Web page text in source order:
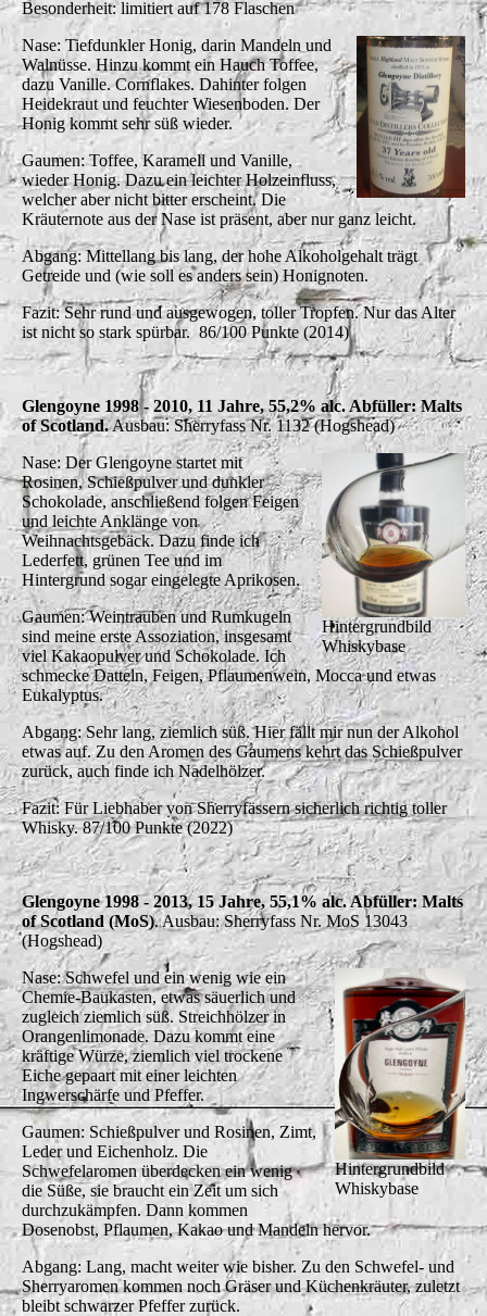
Besonderheit: limitiert auf 178 Flaschen
Nase: Tiefdunkler Honig, darin Mandeln und
Walnüsse. Hinzu kommt ein Hauch Toffee,
dazu Vanille. Cornflakes. Dahinter folgen
Heidekraut und feuchter Wiesenboden. Der
Honig kommt sehr süß wieder.
Gaumen: Toffee, Karamell und Vanille,
wieder Honig. Dazu ein leichter Holzeinfluss,
welcher aber nicht bitter erscheint. Die
Kräuternote aus der Nase ist präsent, aber nur ganz leicht.
Abgang: Mittellang bis lang, der hohe Alkoholgehalt trägt
Getreide und (wie soll es anders sein) Honignoten.
Fazit: Sehr rund und ausgewogen, toller Tropfen. Nur das Alter
ist nicht so stark spürbar. 86/100 Punkte (2014)
Glengoyne 1998 - 2010, 11 Jahre, 55,2% alc. Abfüller: Malts
of Scotland.Ausbau: Sherryfass Nr. 1132 (Hogshead)
Hintergrundbild
Whiskybase
Nase: Der Glengoyne startet mit
Rosinen, Schießpulver und dunkler
Schokolade, anschließend folgen Feigen
und leichte Anklänge von
Weihnachtsgebäck. Dazu finde ich
Lederfett, grünen Tee und im
Hintergrund sogar eingelegte Aprikosen.
Gaumen: Weintrauben und Rumkugeln
sind meine erste Assoziation, insgesamt
viel Kakaopulver und Schokolade. Ich
schmecke Datteln, Feigen, Pflaumenwein, Mocca und etwas
Eukalyptus.
Abgang: Sehr lang, ziemlich süß. Hier fällt mir nun der Alkohol
etwas auf. Zu den Aromen des Gaumens kehrt das Schießpulver
zurück, auch finde ich Nadelhölzer.
Fazit: Für Liebhaber von Sherryfässern sicherlich richtig toller
Whisky. 87/100 Punkte (2022)
Glengoyne 1998 - 2013, 15 Jahre, 55,1% alc. Abfüller: Malts
of Scotland (MoS). Ausbau: Sherryfass Nr. MoS 13043
(Hogshead)
Hintergrundbild
Whiskybase
Nase: Schwefel und ein wenig wie ein
Chemie-Baukasten, etwas säuerlich und
zugleich ziemlich süß. Streichhölzer in
Orangenlimonade. Dazu kommt eine
kräftige Würze, ziemlich viel trockene
Eiche gepaart mit einer leichten
Ingwerschärfe und Pfeffer.
Gaumen: Schießpulver und Rosinen, Zimt,
Leder und Eichenholz. Die
Schwefelaromen überdecken ein wenig
die Süße, sie braucht ein Zeit um sich
durchzukämpfen. Dann kommen
Dosenobst, Pflaumen, Kakao und Mandeln hervor.
Abgang: Lang, macht weiter wie bisher. Zu den Schwefel- und
Sherryaromen kommen noch Gräser und Küchenkräuter, zuletzt
bleibt schwarzer Pfeffer zurück.